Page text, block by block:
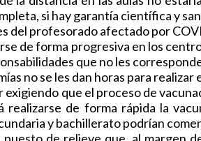
si hay garantía científica y
del profesorado afectado por
de forma progresiva en los
que no les
no se les dan horas para
exigiendo que el proceso de
realizarse de forma rápida la
y bachillerato podrían